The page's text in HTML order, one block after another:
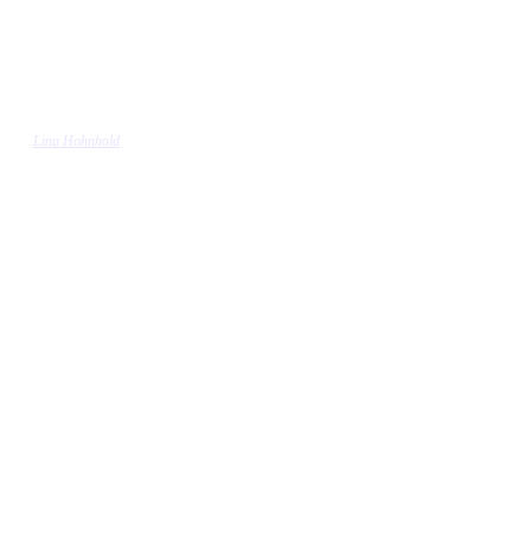
Lina Hohnhold